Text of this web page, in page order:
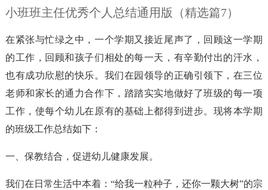
小班班主任优秀个人总结通用版（精选篇7）
在紧张与忙绿之中，一个学期又接近尾声了，回顾这一学期
的工作，回顾和孩子们相处的每一天，有辛勤付出的汗水，
也有成功欣慰的快乐。我们在园领导的正确引领下，在三位
老师和家长的通力合作下，踏踏实实地做好了班级的每一项
工作，使每个幼儿在原有的基础上都得到进步。现将本学期
的班级工作总结如下：
一、保教结合，促进幼儿健康发展。
我们在日常生活中本着：“给我一粒种子，还你一颗大树”的宗